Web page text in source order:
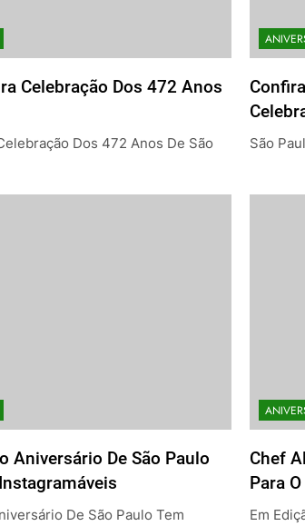
Celebração Dos 472 Anos
Dos 472 Anos De São
São
Aniversário De São Paulo
De São Paulo Tem
Chef
Para
Em